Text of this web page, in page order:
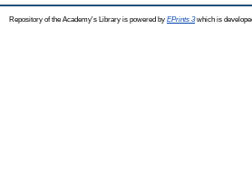
Repository of the Academy's Library is powered by EPrints 3which is